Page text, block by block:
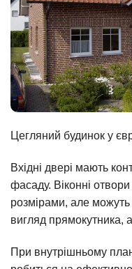
Цегляний будинок у
Вхідні двері мають
фасаду. Віконні
розмірами, але
вигляд прямокутника,
При внутрішньому